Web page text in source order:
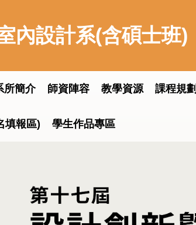
內設計系(含碩士班)
所簡介 師資陣容 教學資源 課程規劃
填報區) 學生作品專區